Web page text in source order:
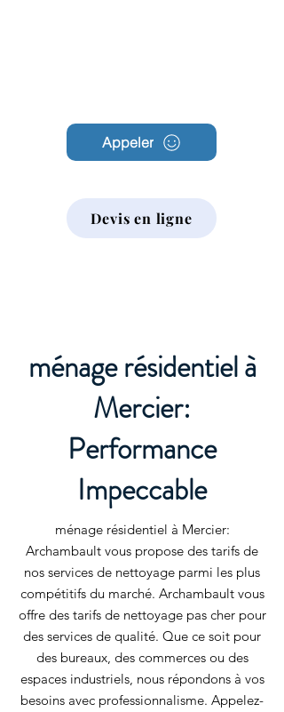
Appeler
Devis en ligne
ménage résidentiel à
Mercier:
Performance
Impeccable
ménage résidentiel à Mercier:
Archambault vous propose des tarifs de
nos services de nettoyage parmi les plus
compétitifs du marché. Archambault vous
offre des tarifs de nettoyage pas cher pour
des services de qualité. Que ce soit pour
des bureaux, des commerces ou des
espaces industriels, nous répondons à vos
besoins avec professionnalisme. Appelez-